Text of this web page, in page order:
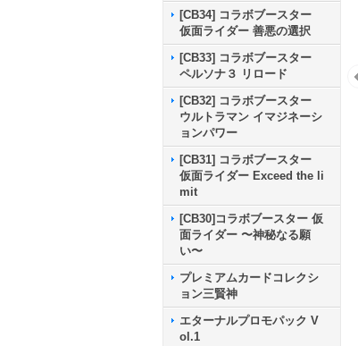
[CB34] コラボブースター
仮面ライダー 善悪の選択
[CB33] コラボブースター
ペルソナ３ リロード
[CB32] コラボブースター
ウルトラマン イマジネーシ
ョンパワー
[CB31] コラボブースター
仮面ライダー Exceed the li
mit
[CB30]コラボブースター 仮
面ライダー 〜神秘なる願
い〜
プレミアムカードコレクシ
ョン三賢神
エターナルプロモパック V
ol.1